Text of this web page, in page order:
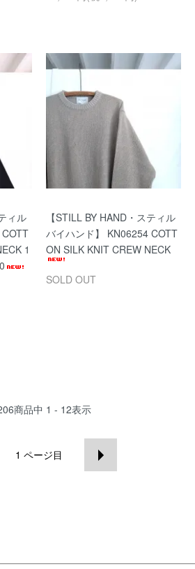
ィル
1
【STILL BY HAND・スティル
バイハンド】 KN06254 COTT
ON SILK KNIT CREW NECK
SOLD OUT
商品中 1 - 12表示
1 ページ目